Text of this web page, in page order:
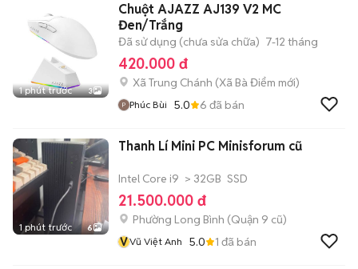
1 phút trước 3
Chuột AJAZZ AJ139 V2 MC
Đen/Trắng
Đã sử dụng (chưa sửa chữa) 7-12 tháng
420.000 đ
Xã Trung Chánh (Xã Bà Điểm mới)
Phúc Bùi 5.0 6 đã bán
1 phút trước 6
Thanh Lí Mini PC Minisforum cũ
Intel Core i9 > 32GB SSD
21.500.000 đ
Phường Long Bình (Quận 9 cũ)
VVũ Việt Anh 5.0 1 đã bán